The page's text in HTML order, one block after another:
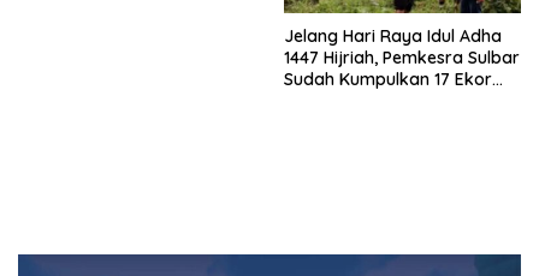
Jelang Hari Raya Idul Adha
1447 Hijriah, Pemkesra Sulbar
Sudah Kumpulkan 17 Ekor